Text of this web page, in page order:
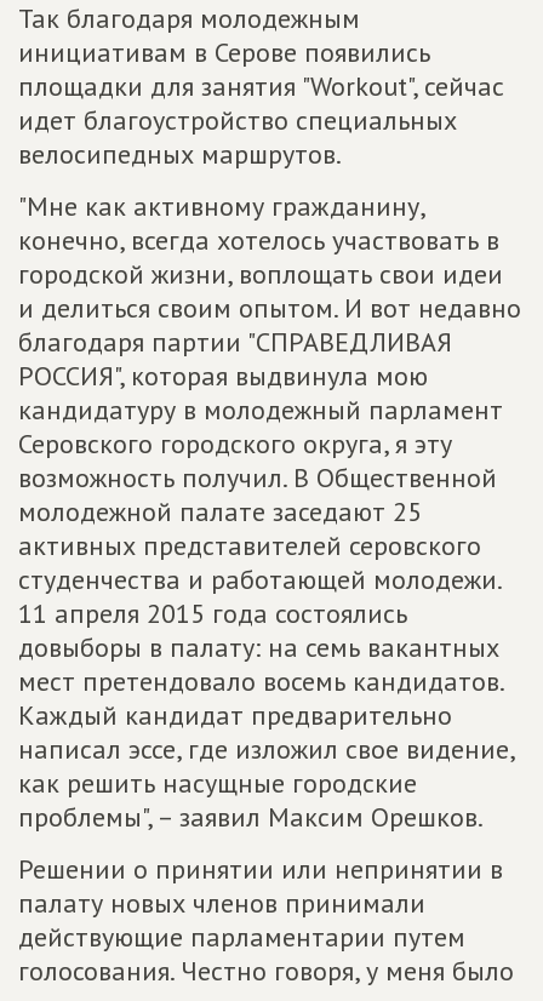
Так благодаря молодежным
инициативам в Серове появились
площадки для занятия "Workout", сейчас
идет благоустройство специальных
велосипедных маршрутов.
"Мне как активному гражданину,
конечно, всегда хотелось участвовать в
городской жизни, воплощать свои идеи
и делиться своим опытом. И вот недавно
благодаря партии "СПРАВЕДЛИВАЯ
РОССИЯ", которая выдвинула мою
кандидатуру в молодежный парламент
Серовского городского округа, я эту
возможность получил. В Общественной
молодежной палате заседают 25
активных представителей серовского
студенчества и работающей молодежи.
11 апреля 2015 года состоялись
довыборы в палату: на семь вакантных
мест претендовало восемь кандидатов.
Каждый кандидат предварительно
написал эссе, где изложил свое видение,
как решить насущные городские
проблемы", – заявил Максим Орешков.
Решении о принятии или непринятии в
палату новых членов принимали
действующие парламентарии путем
голосования. Честно говоря, у меня было